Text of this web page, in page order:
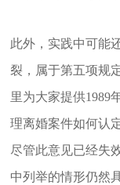
此外，实践中可能
裂，属于第五项规
里为大家提供1989
理离婚案件如何认
尽管此意见已经失
中列举的情形仍然